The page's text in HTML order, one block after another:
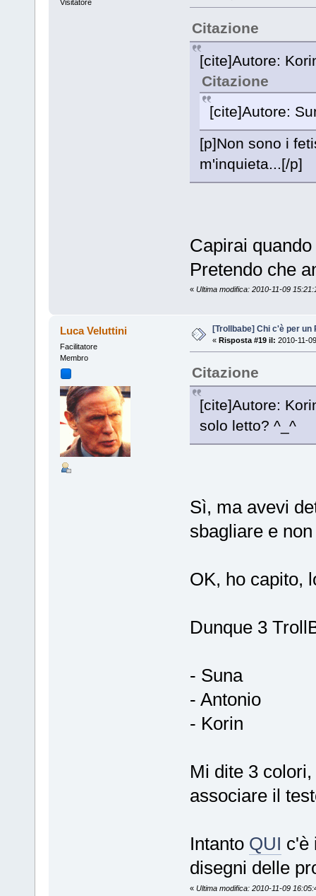
Visitatore
Citazione
[cite]Autore:
Citazione
[cite]Autore:
[p]Non sono i
m'inquieta...[/p]
Capirai
Pretendo che
« Ultima modifica: 2010-11-09
Luca Veluttini
Facilitatore
Membro
[Trollbabe] Chi c'è per un
« Risposta #19 il: 2010-11-
Citazione
[cite]Autore:
solo letto? ^_^
Sì, ma avevi
sbagliare e
OK, ho capito,
Dunque 3
- Suna
- Antonio
- Korin
Mi dite 3
associare il
Intanto QUI c'è
disegni delle
« Ultima modifica: 2010-11-09